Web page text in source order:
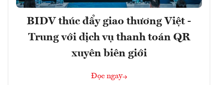
BIDV thúc đẩy giao thương Việt -
Trung với dịch vụ thanh toán QR
xuyên biên giới
Đọc ngay